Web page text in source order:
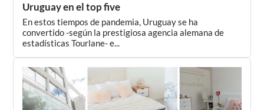
Uruguay en el top five
En estos tiempos de pandemia, Uruguay se ha
convertido -según la prestigiosa agencia alemana de
estadísticas Tourlane- e...